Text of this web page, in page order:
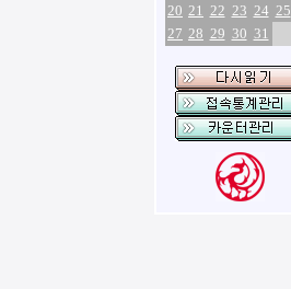
20 21 22 23 24 25
27 28 29 30 31